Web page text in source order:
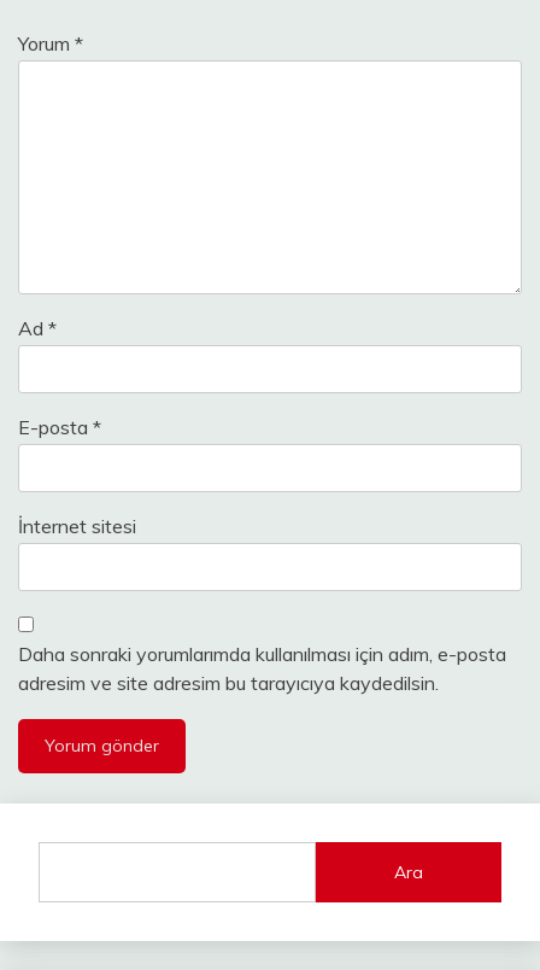
Yorum *
Ad *
E-posta *
İnternet sitesi
Daha sonraki yorumlarımda kullanılması için adım, e-posta
adresim ve site adresim bu tarayıcıya kaydedilsin.
Ara